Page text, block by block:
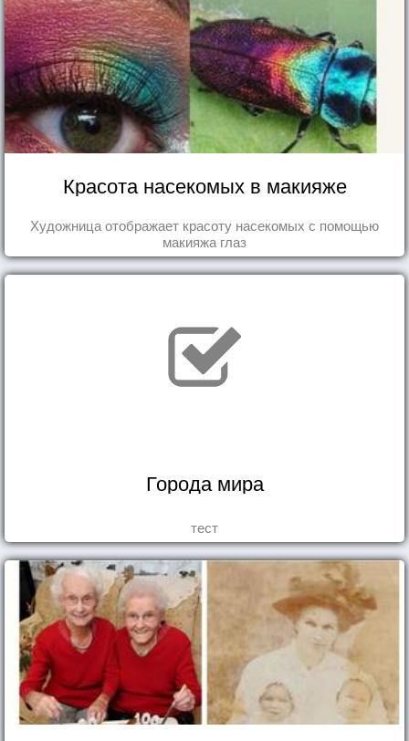
Красота насекомых в макияже
Художница отображает красоту насекомых с помощью
макияжа глаз
Города мира
тест